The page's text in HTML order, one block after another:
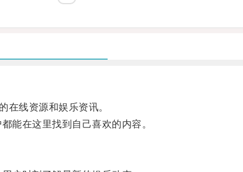
线资源和娱乐资讯。
在这里找到自己喜欢的内容。